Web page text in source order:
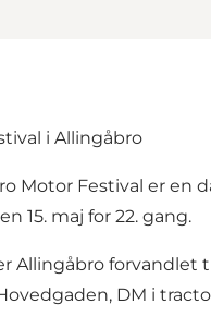
i Allingåbro
Motor Festival er en
15. maj for 22. gang.
Allingåbro forvandlet
DM i